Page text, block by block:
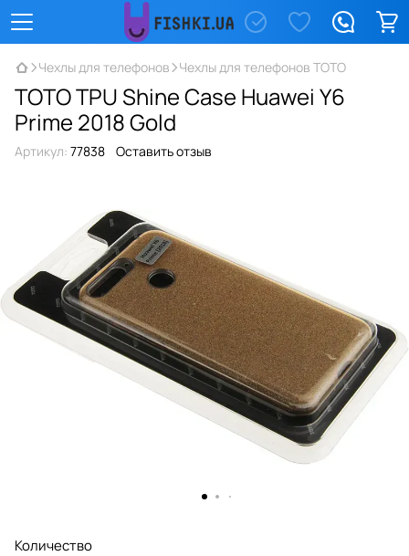
Чехлы для телефонов Чехлы для телефонов TOTO
TOTO TPU Shine Case Huawei Y6
Prime 2018 Gold
Артикул: 77838 Оставить отзыв
Количество